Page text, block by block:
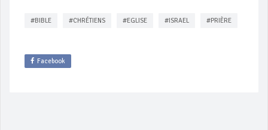
#BIBLE #CHRÉTIENS #EGLISE #ISRAEL #PRIÈRE
Facebook